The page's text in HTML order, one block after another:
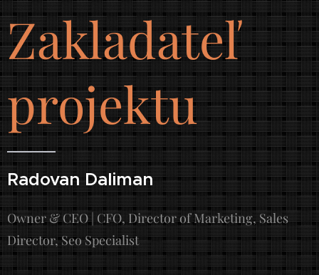
Zakladateľ
projektu
Radovan Daliman
Owner & CEO | CFO, Director of Marketing, Sales
Director, Seo Specialist